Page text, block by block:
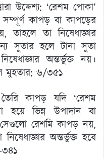
উদ্দেশ্য: ‘রেশম পোকা’
কাপড় বা কাপড়ের
তা নিষেধাজ্ঞার
সুতার হলে টানা সুতা
অন্তর্ভুক্ত নয়।
মুহতার: ৬/৩৫১
কাপড় যদি ‘রেশম
হয়ে ভিন্ন উপাদান বা
রেশমি কাপড় নয়,
অন্তর্ভুক্ত হবে